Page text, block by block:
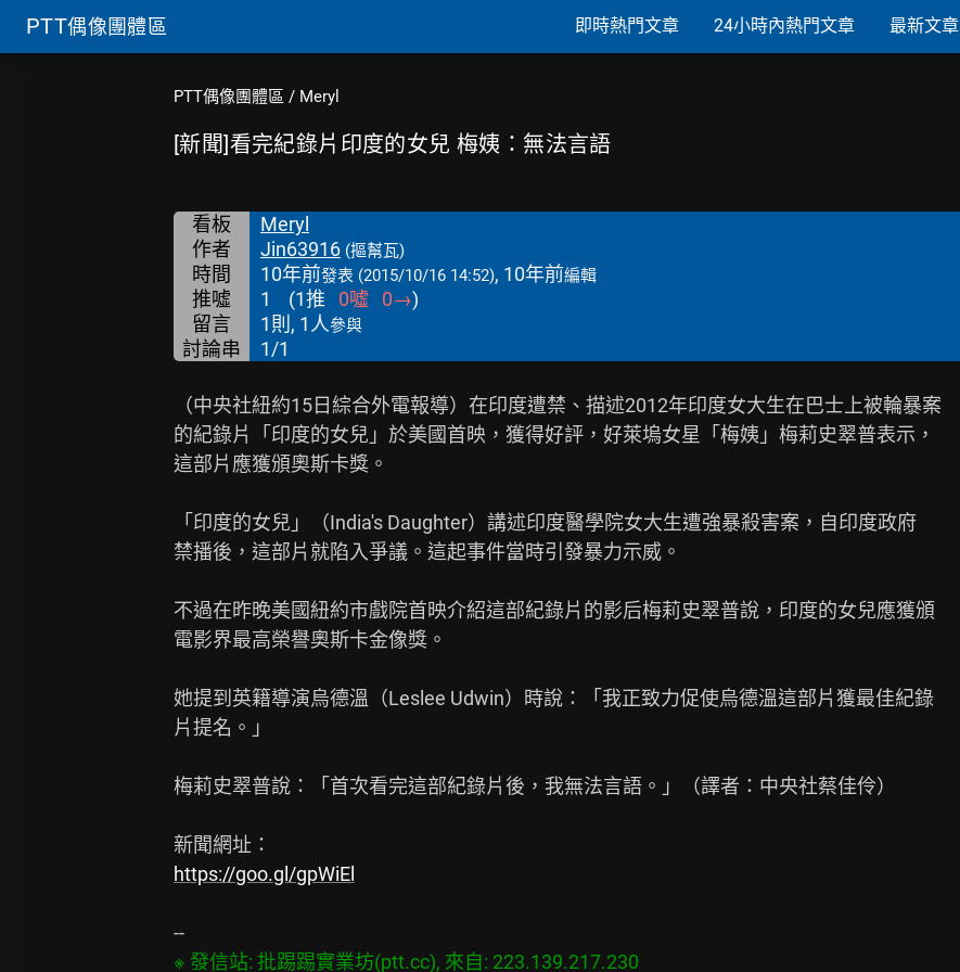
PTT偶像團體區 即時熱門文章 24小時內熱門文章 最新文章
PTT偶像團體區 / Meryl
[新聞]看完紀錄片印度的女兒 梅姨：無法言語
看板
Meryl
作者
Jin63916 (摳幫瓦)
時間 10年前發表 (2015/10/16 14:52), 10年前編輯
推噓 1 (1推 0噓 0→)
留言
1則, 1人參與
討論串 1/1
（中央社紐約15日綜合外電報導）在印度遭禁、描述2012年印度女大生在巴士上被輪暴案
的紀錄片「印度的女兒」於美國首映，獲得好評，好萊塢女星「梅姨」梅莉史翠普表示，
這部片應獲頒奧斯卡獎。
「印度的女兒」（India's Daughter）講述印度醫學院女大生遭強暴殺害案，自印度政府
禁播後，這部片就陷入爭議。這起事件當時引發暴力示威。
不過在昨晚美國紐約市戲院首映介紹這部紀錄片的影后梅莉史翠普說，印度的女兒應獲頒
電影界最高榮譽奧斯卡金像獎。
她提到英籍導演烏德溫（Leslee Udwin）時說：「我正致力促使烏德溫這部片獲最佳紀錄
片提名。」
梅莉史翠普說：「首次看完這部紀錄片後，我無法言語。」（譯者：中央社蔡佳伶）
https://goo.gl/gpWiEl
※ 發信站: 批踢踢實業坊(ptt.cc), 來自: 223.139.217.230